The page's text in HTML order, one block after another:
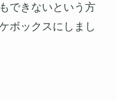
できないという方
ボックスにしまし